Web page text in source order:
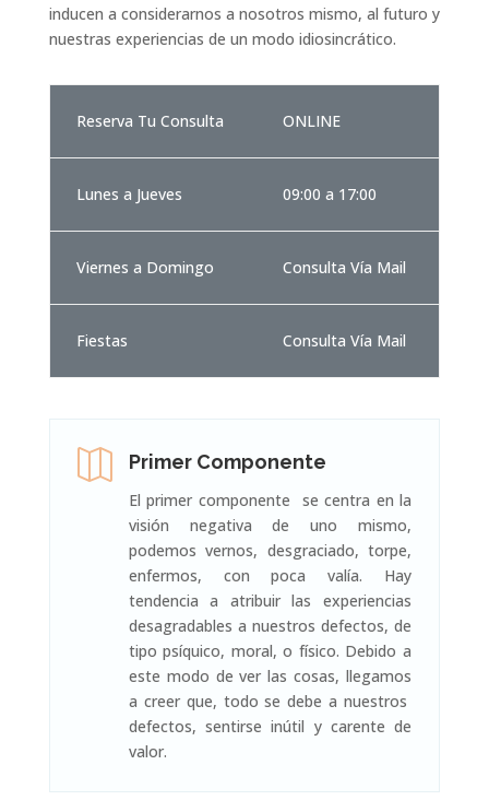
inducen a considerarnos a nosotros mismo, al futuro y
nuestras experiencias de un modo idiosincrático.
Reserva Tu Consulta ONLINE
Lunes a Jueves 09:00 a 17:00
Viernes a Domingo Consulta Vía Mail
Fiestas Consulta Vía Mail
 Primer Componente
El primer componente se centra en la
visión negativa de uno mismo,
podemos vernos, desgraciado, torpe,
enfermos, con poca valía. Hay
tendencia a atribuir las experiencias
desagradables a nuestros defectos, de
tipo psíquico, moral, o físico. Debido a
este modo de ver las cosas, llegamos
a creer que, todo se debe a nuestros
defectos, sentirse inútil y carente de
valor.